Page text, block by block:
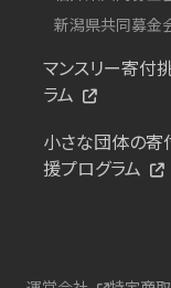
新潟県共同募金
マンスリー寄付
ラム
小さな団体の寄
援プログラム